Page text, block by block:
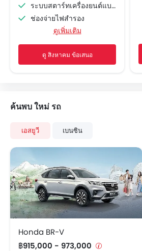
ระบบสตาร์ทเครื่องยนต์แบบอัจฉริยะ
ช่องจ่ายไฟสำรอง
ระบบนำทาง
เบาะนั่งปรับระดับได้
ระบบเครื่องเสียงวิทยุ FM/AM
ช่องเชื่อมต่อ USB และ/หรือ AUX
ระบบปรับอากาศอัตโนมัติ
ระบบกรองอากาศในห้องโดยสาร
เบาะหนัง
ที่วางแก้วน้ำด้านหน้า
แผงบังแดดพร้อมกระจกแต่งหน้า
ที่วางขวดน้ำ
สวิตช์ควบคุมเครื่องเสียงบนพวงมาลัย
ระบบป้องกันล้อล็อก
สัญญาณกะระยะถอยหลัง
ดูเพิ่มเติม
ดู สิงหาคม ข้อเสนอ
ค้นพบ ใหม่ รถ
เอสยูวี เบนซิน
Honda BR-V
฿915,000 - 973,000